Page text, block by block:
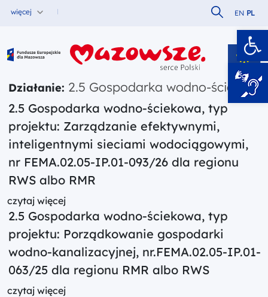
więcej Szukaj w
EN PL
Fundusze Europejskie dla Mazowsza
Działanie: 2.5 Gospodarka wodno-ściekowa
2.5 Gospodarka wodno-ściekowa, typ
projektu: Zarządzanie efektywnymi,
inteligentnymi sieciami wodociągowymi,
nr FEMA.02.05-IP.01-093/26 dla regionu
RWS albo RMR
czytaj więcej
2.5 Gospodarka wodno-ściekowa, typ
projektu: Porządkowanie gospodarki
wodno-kanalizacyjnej, nr.FEMA.02.05-IP.01-
063/25 dla regionu RMR albo RWS
czytaj więcej